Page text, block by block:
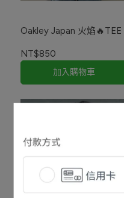
Oakley Japan 火焰🔥TEE
NT$850
加入購物車